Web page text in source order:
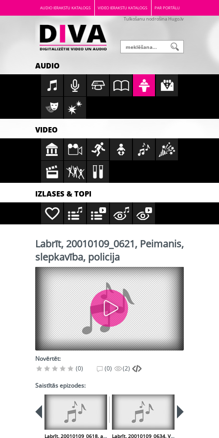
AUDIO IERAKSTU KATALOGS VIDEO IERAKSTU KATALOGS PAR PORTĀLU
Tulkošanu nodrošina Hugo.lv
AUDIO
VIDEO
IZLASES & TOPI
Labrīt, 20010109_0621, Peimanis,
slepkavība, policija
Novērtēt:
(0)
(0) (2)
Saistītās epizodes:
Labrīt, 20010109_0618, aizsardzība, armija, infekcija Labrīt, 20010109_0634, Vidzeme, ekonomika, tūrisms